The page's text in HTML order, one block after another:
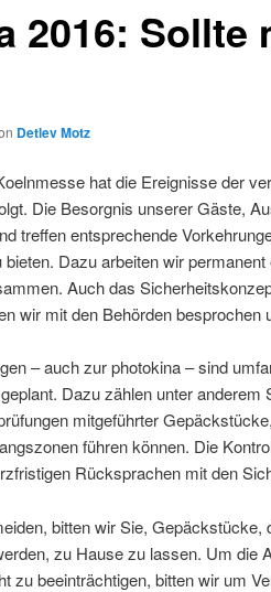
2016: Sollte
Detlev Motz
hat die Ereignisse der
Die Besorgnis unserer Gäste,
treffen entsprechende
Dazu arbeiten wir permanent
Auch das
wir mit den Behörden besprochen
– auch zur photokina – sind
Dazu zählen unter anderem
mitgeführter
führen können. Die
Rücksprachen mit den
bitten wir Sie, Gepäckstücke,
zu Hause zu lassen. Um die
zu beeinträchtigen, bitten wir um